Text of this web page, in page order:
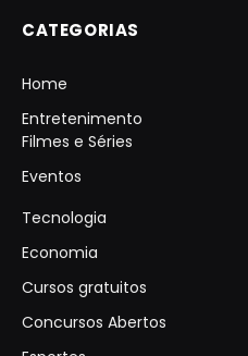
CATEGORIAS
Home
Entretenimento
Filmes e Séries
Eventos
Tecnologia
Economia
Cursos gratuitos
Concursos Abertos